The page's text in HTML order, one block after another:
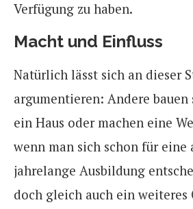
Verfügung zu haben.
Macht und Einfluss
Natürlich lässt sich an dieser
argumentieren: Andere bauen
ein Haus oder machen eine
wenn man sich schon für eine
jahrelange Ausbildung
doch gleich auch ein